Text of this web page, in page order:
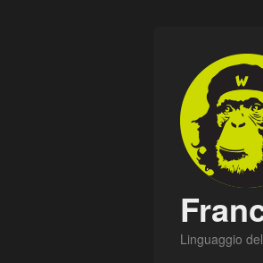
Linguaggio